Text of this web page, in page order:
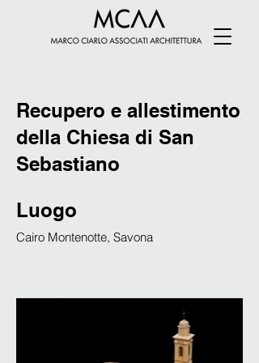
Recupero e allestimento
della Chiesa di San
Sebastiano
Luogo
Cairo Montenotte, Savona